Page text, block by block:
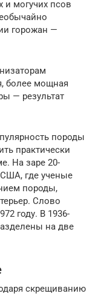
и могучих псов
горожан —
более мощная
— результат
породы
практически
На заре 20-
США, где ученые
породы,
Слово
году. В 1936-
на две
скрещиванию